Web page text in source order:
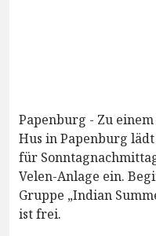
Papenburg - Zu
Hus in Papenburg
für
Velen-Anlage ein.
Gruppe „Indian
ist frei.